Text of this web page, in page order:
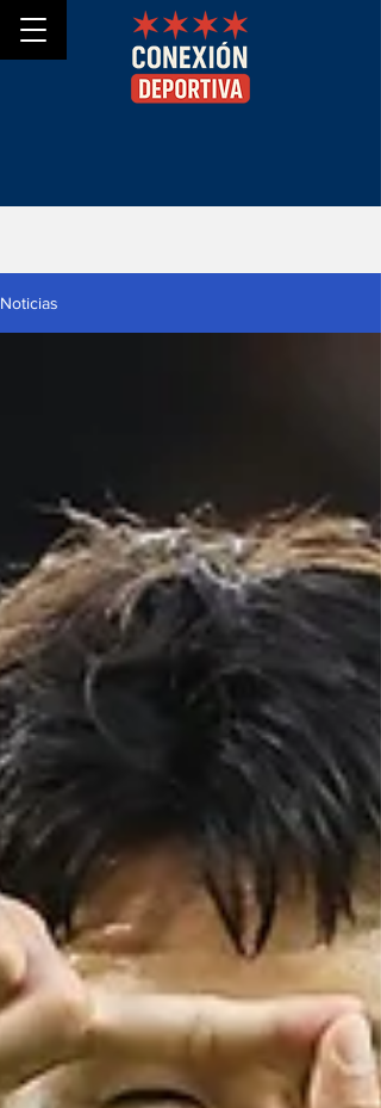
Noticias